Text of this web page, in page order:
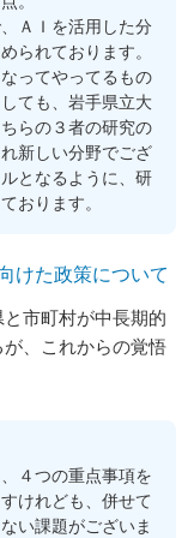
ＡＩを活用した分
られております。
ってやってるもの
ても、岩手県立大
らの３者の研究の
新しい分野でござ
となるように、研
おります。
けた政策について
市町村が中長期的
、これからの覚悟
４つの重点事項を
けれども、併せて
い課題がございま